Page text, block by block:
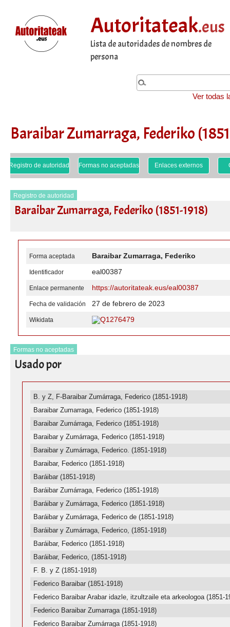
Autoritateak.eus
Lista de autoridades de nombres de
persona
Ver todas
Baraibar Zumarraga, Federiko
Registro de autoridad Formas no aceptadas Enlaces externos
Registro de autoridad
Baraibar Zumarraga, Federiko (1851-1918)
Forma aceptada Baraibar Zumarraga, Federiko
Identificador eal00387
Enlace permanente https://autoritateak.eus/eal00387
Fecha de validación 27 de febrero de 2023
Wikidata Q1276479
Formas no aceptadas
Usado por
B. y Z, F-Baraibar Zumárraga, Federico (1851-1918)
Baraibar Zumarraga, Federico (1851-1918)
Baraibar Zumárraga, Federico (1851-1918)
Baraibar y Zumárraga, Federico (1851-1918)
Baraibar y Zumárraga, Federico. (1851-1918)
Baraibar, Federico (1851-1918)
Baráibar (1851-1918)
Baráibar Zumárraga, Federico (1851-1918)
Baráibar y Zumárraga, Federico (1851-1918)
Baráibar y Zumárraga, Federico de (1851-1918)
Baráibar y Zumárraga, Federico, (1851-1918)
Baráibar, Federico (1851-1918)
Baráibar, Federico, (1851-1918)
F. B. y Z (1851-1918)
Federico Baraibar (1851-1918)
Federico Baraibar Arabar idazle, itzultzaile eta arkeologoa (1851-
Federico Baraibar Zumarraga (1851-1918)
Federico Baraibar Zumárraga (1851-1918)